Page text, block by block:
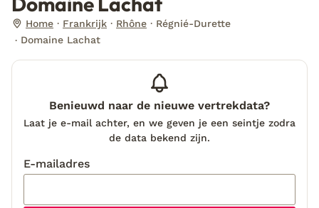
Home Frankrijk Rhône
Régnié-Durette
Domaine Lachat
Benieuwd naar de nieuwe vertrekdata?
Laat je e-mail achter, en we geven je een seintje zodra
de data bekend zijn.
E-mailadres